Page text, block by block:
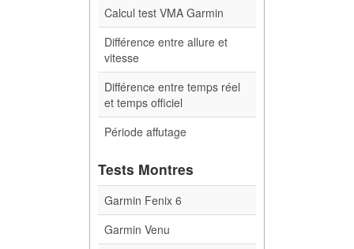
Calcul test VMA Garmin
Différence entre allure et
vitesse
Différence entre temps réel
et temps officiel
Période affutage
Tests Montres
Garmin Fenix 6
Garmin Venu